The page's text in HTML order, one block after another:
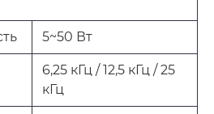
5~50 Вт
6,25 кГц / 12,5 кГц / 25
кГц